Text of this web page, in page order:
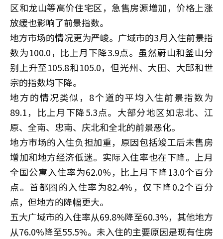
区和龙山等高价住宅区，急售房源增加，价格上涨
放缓也影响了前景指数。
地方市场的情况更为严峻。广域市的3月入住前景指
数为100.0，比上月下降3.9点。虽然蔚山和釜山分
别上升至105.8和105.0，但光州、大田、大邱和世
宗的指数均下降。
地方的情况类似，8个道的平均入住前景指数为
89.1，比上月下降5.3点。大部分地区如忠北、江
原、全南、忠南、庆北和全北的前景恶化。
地方市场的入住负担加重，原因包括竣工后未售房
增加和地方经济低迷。实际入住率也在下降。上月
全国公寓入住率为62.0%，比上月下降13.0个百分
点。首都圈的入住率为82.4%，仅下降0.2个百分
点，但地方的降幅更大。
五大广域市的入住率从69.8%降至60.3%，其他地方
从76.0%降至55.5%。未入住的主要原因是现有住房